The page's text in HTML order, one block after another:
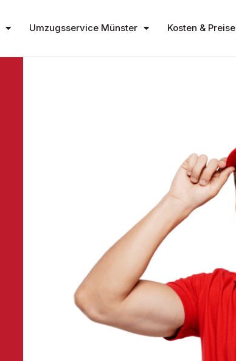
Umzugsservice Münster Kosten & Preise